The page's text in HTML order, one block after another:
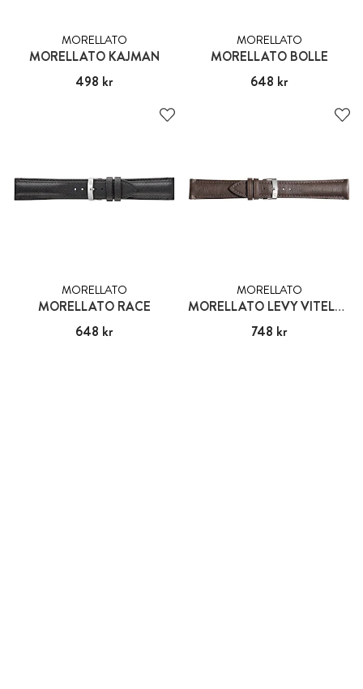
MORELLATO
MORELLATO KAJMAN
Pris:498 kr
498 kr
MORELLATO
MORELLATO BOLLE
Pris:648 kr
648 kr
MORELLATO
MORELLATO RACE
Pris:648 kr
648 kr
MORELLATO
MORELLATO LEVY VITELLO
Pris:748 kr
748 kr